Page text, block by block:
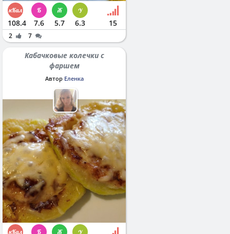
108.4 7.6 5.7 6.3 15
2 7
Кабачковые колечки с
фаршем
Автор Еленка